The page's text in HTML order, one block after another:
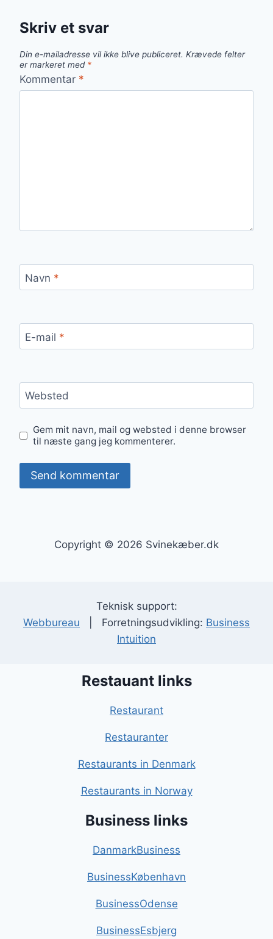
Skriv et svar
Din e-mailadresse vil ikke blive publiceret. Krævede felter
er markeret med *
Kommentar *
Navn *
E-mail *
Websted
Gem mit navn, mail og websted i denne browser
til næste gang jeg kommenterer.
Copyright © 2026 Svinekæber.dk
Teknisk support:
Webbureau | Forretningsudvikling: Business
Intuition
Restauant links
Restaurant
Restauranter
Restaurants in Denmark
Restaurants in Norway
Business links
DanmarkBusiness
BusinessKøbenhavn
BusinessOdense
BusinessEsbjerg